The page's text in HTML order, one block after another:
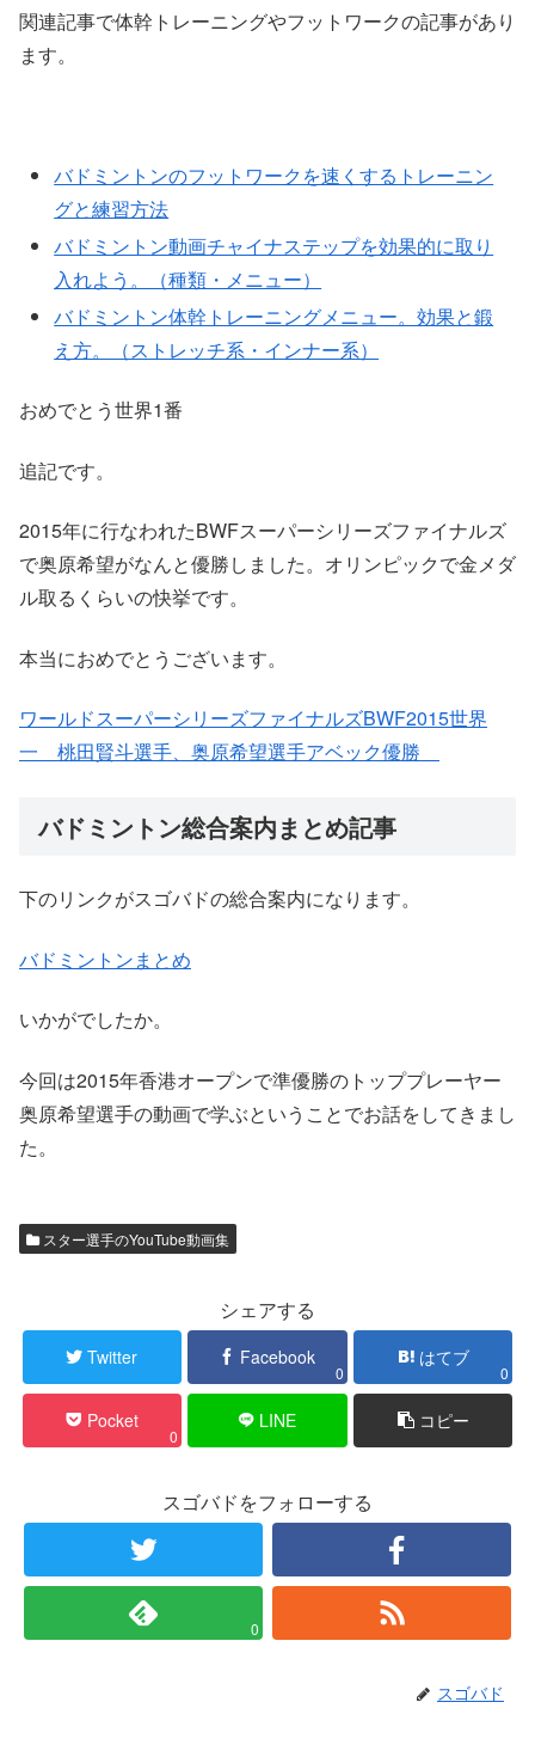
関連記事で体幹トレーニングやフットワークの記事があり
ます。
バドミントンのフットワークを速くするトレーニン
グと練習方法
バドミントン動画チャイナステップを効果的に取り
入れよう。（種類・メニュー）
バドミントン体幹トレーニングメニュー。効果と鍛
え方。（ストレッチ系・インナー系）
おめでとう世界1番
追記です。
2015年に行なわれたBWFスーパーシリーズファイナルズ
で奥原希望がなんと優勝しました。オリンピックで金メダ
ル取るくらいの快挙です。
本当におめでとうございます。
ワールドスーパーシリーズファイナルズBWF2015世界
一 桃田賢斗選手、奥原希望選手アベック優勝
バドミントン総合案内まとめ記事
下のリンクがスゴバドの総合案内になります。
バドミントンまとめ
いかがでしたか。
今回は2015年香港オープンで準優勝のトッププレーヤー
奥原希望選手の動画で学ぶということでお話をしてきまし
た。
スター選手のYouTube動画集
シェアする
Twitter Facebook
0
はてブ
0
Pocket
0
LINE コピー
スゴバドをフォローする
0
スゴバド